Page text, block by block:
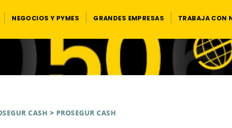
NEGOCIOS Y PYMES GRANDES EMPRESAS TRABAJA CON
CASH > PROSEGUR CASH